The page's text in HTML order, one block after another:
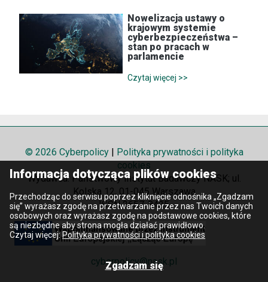
Nowelizacja ustawy o
krajowym systemie
cyberbezpieczeństwa –
stan po pracach w
parlamencie
Czytaj więcej >>
© 2026 Cyberpolicy
Polityka prywatności i polityka
cookies
Wydawca: Państwowy Instytut Badawczy NASK; ul.
Kolska 12, 01-045 Warszawa
ISSN 2657-8425
cyberpolicy@nask.pl
Informacja dotycząca plików cookies
Przechodząc do serwisu poprzez kliknięcie odnośnika „Zgadzam
się” wyrażasz zgodę na przetwarzanie przez nas Twoich danych
osobowych oraz wyrażasz zgodę na podstawowe cookies, które
są niezbędne aby strona mogła działać prawidłowo.
Czytaj więcej: Polityka prywatności i polityka cookies
Zgadzam się